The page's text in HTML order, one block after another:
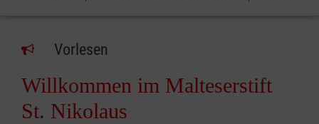
Vorlesen
Willkommen im Malteserstift
St. Nikolaus